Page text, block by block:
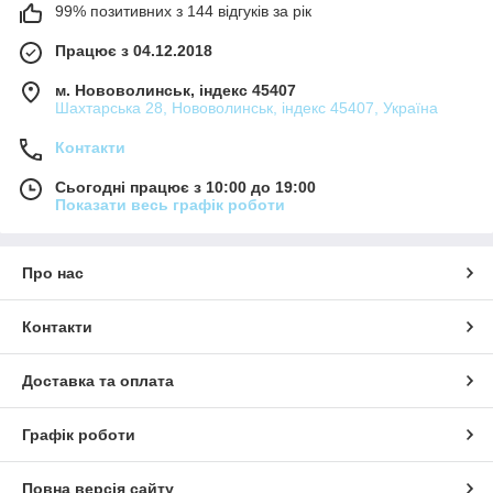
99% позитивних з 144 відгуків за рік
Працює з 04.12.2018
м. Нововолинськ, індекс 45407
Шахтарська 28, Нововолинськ, індекс 45407, Україна
Контакти
Сьогодні працює з 10:00 до 19:00
Показати весь графік роботи
Про нас
Контакти
Доставка та оплата
Графік роботи
Повна версія сайту